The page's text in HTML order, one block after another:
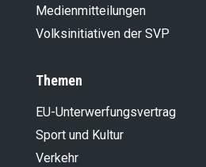
Medienmitteilungen
Volksinitiativen der SVP
Themen
EU-Unterwerfungsvertrag
Sport und Kultur
Verkehr